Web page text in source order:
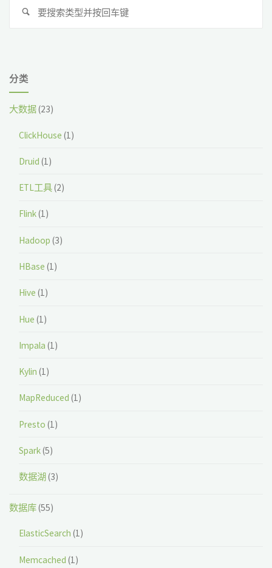
导
说
搜
分类
大数据(23)
ClickHouse (1)
Druid (1)
ETL工具(2)
Flink(1)
Hadoop (3)
HBase (1)
Hive (1)
Hue (1)
Impala (1)
Kylin (1)
MapReduced (1)
Presto (1)
Spark(5)
数据湖 (3)
数据库(55)
ElasticSearch (1)
Memcached (1)